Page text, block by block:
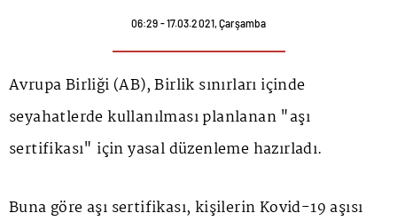
06:29 - 17.03.2021, Çarşamba
Avrupa Birliği (AB), Birlik sınırları içinde
seyahatlerde kullanılması planlanan "aşı
sertifikası" için yasal düzenleme hazırladı.
Buna göre aşı sertifikası, kişilerin Kovid-19 aşısı